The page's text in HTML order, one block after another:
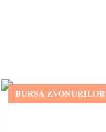
BURSA ZVONURILOR